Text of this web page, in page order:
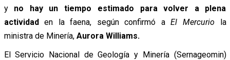
yno hay un tiempo estimado para volver a plena
actividaden la faena, según confirmó aEl Mercurio la
ministra de Minería, Aurora Williams.
El Servicio Nacional de Geología y Minería (Sernageomin)